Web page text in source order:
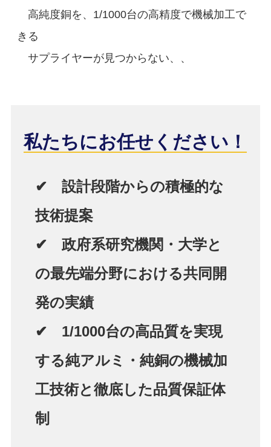
高純度銅を、1/1000台の高精度で機械加工で
きる
サプライヤーが見つからない、、
私たちにお任せください！
✔ 設計段階からの積極的な
技術提案
✔ 政府系研究機関・大学と
の最先端分野における共同開
発の実績
✔ 1/1000台の高品質を実現
する純アルミ・純銅の機械加
工技術と徹底した品質保証体
制